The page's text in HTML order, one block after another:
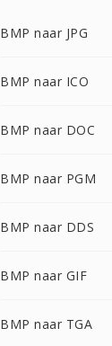
BMP naar JPG
BMP naar ICO
BMP naar DOC
BMP naar PGM
BMP naar DDS
BMP naar GIF
BMP naar TGA